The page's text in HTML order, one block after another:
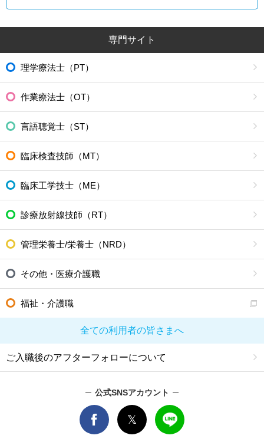
専門サイト
理学療法士（PT）
作業療法士（OT）
言語聴覚士（ST）
臨床検査技師（MT）
臨床工学技士（ME）
診療放射線技師（RT）
管理栄養士/栄養士（NRD）
その他・医療介護職
福祉・介護職
全ての利用者の皆さまへ
ご入職後のアフターフォローについて
公式SNSアカウント